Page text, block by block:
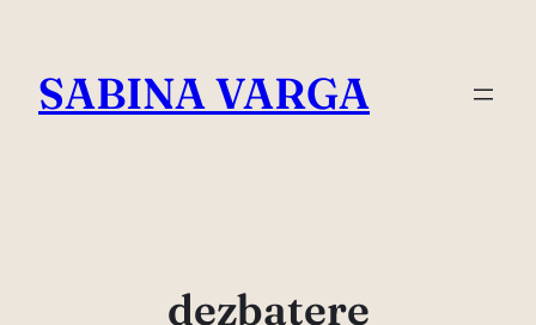
content
SABINA VARGA
dezbatere